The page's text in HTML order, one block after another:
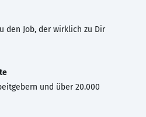
den Job, der wirklich zu Dir
und über 20.000